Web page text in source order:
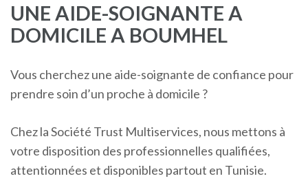
UNE AIDE-SOIGNANTE A
DOMICILE A BOUMHEL
Vous cherchez une aide-soignante de confiance pour
prendre soin d’un proche à domicile ?
Chez la Société Trust Multiservices, nous mettons à
votre disposition des professionnelles qualifiées,
attentionnées et disponibles partout en Tunisie.